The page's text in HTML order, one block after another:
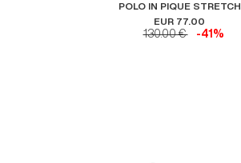
POLO IN PIQUE STRETCH
EUR 77.00
130.00 € -41%